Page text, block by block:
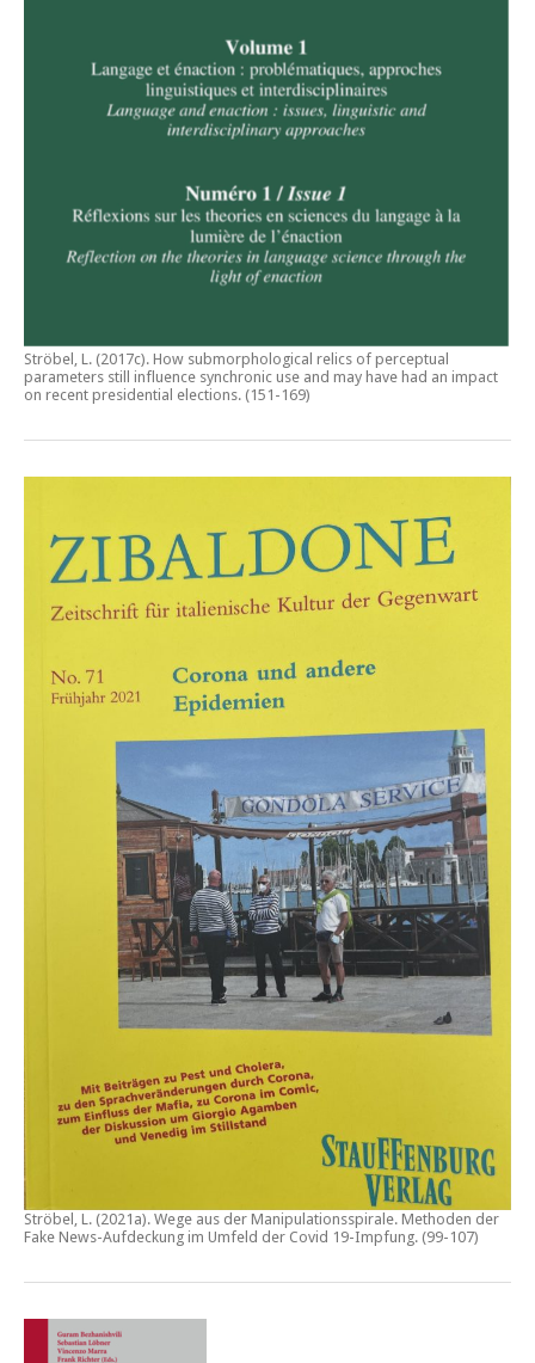
Ströbel, L. (2017c). How submorphological relics of perceptual
parameters still influence synchronic use and may have had an impact
on recent presidential elections. (151-169)
Ströbel, L. (2021a). Wege aus der Manipulationsspirale. Methoden der
Fake News-Aufdeckung im Umfeld der Covid 19-Impfung. (99-107)